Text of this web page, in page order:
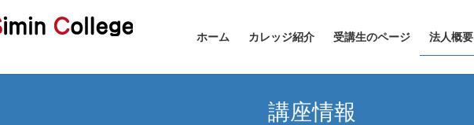
ホーム カレッジ紹介 受講生のページ 法人概要
講座情報